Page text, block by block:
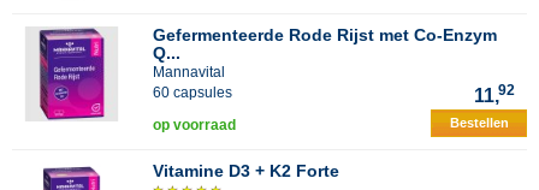
Gefermenteerde Rode Rijst met Co-Enzym
Q...
Mannavital
60 capsules
11,92
op voorraad Bestellen
Vitamine D3 + K2 Forte